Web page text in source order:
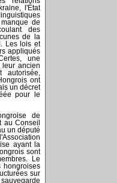
l'État
de
des
de la
Les lois et
appliqués
une
leur ancien
ont
un décret
pour le
de
au Conseil
un député
ayant la
sont
Le
hongroises
sur